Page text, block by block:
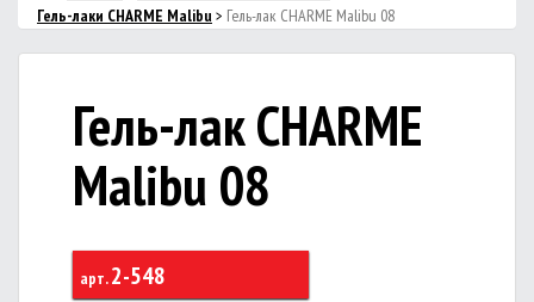
Гель-лаки CHARMЕ Malibu> Гель-лак CHARME Malibu 08
Гель-лак CHARME
Malibu 08
арт.2-548